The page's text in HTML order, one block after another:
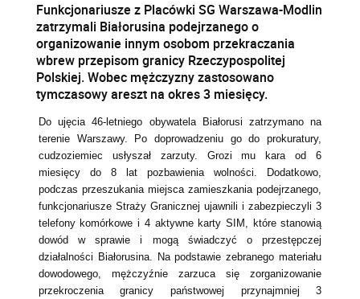
Funkcjonariusze z Placówki SG Warszawa-Modlin
zatrzymali Białorusina podejrzanego o
organizowanie innym osobom przekraczania
wbrew przepisom granicy Rzeczypospolitej
Polskiej. Wobec mężczyzny zastosowano
tymczasowy areszt na okres 3 miesięcy.
Do ujęcia 46-letniego obywatela Białorusi zatrzymano na
terenie Warszawy. Po doprowadzeniu go do prokuratury,
cudzoziemiec usłyszał zarzuty. Grozi mu kara od 6
miesięcy do 8 lat pozbawienia wolności. Dodatkowo,
podczas przeszukania miejsca zamieszkania podejrzanego,
funkcjonariusze Straży Granicznej ujawnili i zabezpieczyli 3
telefony komórkowe i 4 aktywne karty SIM, które stanowią
dowód w sprawie i mogą świadczyć o przestępczej
działalności Białorusina. Na podstawie zebranego materiału
dowodowego, mężczyźnie zarzuca się zorganizowanie
przekroczenia granicy państwowej przynajmniej 3